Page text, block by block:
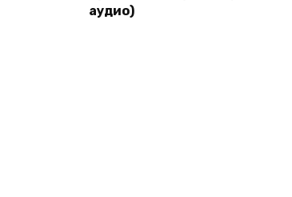
аудио)